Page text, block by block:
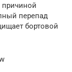
причиной
перепад
бортовой